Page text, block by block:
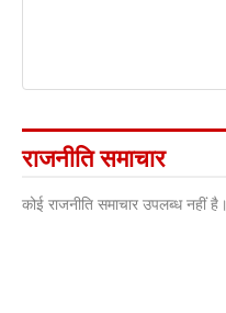
राजनीति समाचार
कोई राजनीति समाचार उपलब्ध नहीं है।